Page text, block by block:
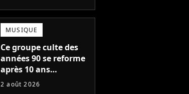
faire quoi que ce soit
de simple
MUSIQUE
Ce groupe culte des
années 90 se reforme
après 10 ans
d'absence et annonce
2 août 2026